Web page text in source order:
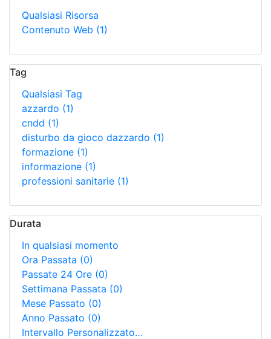
Qualsiasi Risorsa
Contenuto Web (1)
Tag
Qualsiasi Tag
azzardo (1)
cndd (1)
disturbo da gioco dazzardo (1)
formazione (1)
informazione (1)
professioni sanitarie (1)
Durata
In qualsiasi momento
Ora Passata (0)
Passate 24 Ore (0)
Settimana Passata (0)
Mese Passato (0)
Anno Passato (0)
Intervallo Personalizzato…